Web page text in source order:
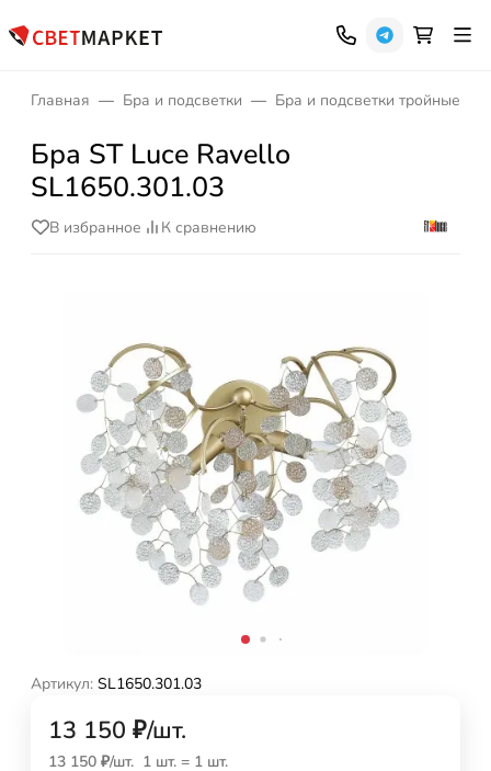
Главная Бра и подсветки Бра и подсветки тройные
Бра ST Luce Ravello
SL1650.301.03
В избранное К сравнению
Артикул: SL1650.301.03
13 150 ₽/шт.
13 150 ₽/шт. 1 шт. = 1 шт.